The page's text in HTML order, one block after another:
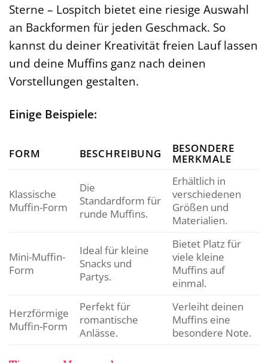
Sterne – Lospitch bietet eine riesige Auswahl
an Backformen für jeden Geschmack. So
kannst du deiner Kreativität freien Lauf lassen
und deine Muffins ganz nach deinen
Vorstellungen gestalten.
Einige Beispiele:
FORM BESCHREIBUNG BESONDERE
MERKMALE
Klassische
Muffin-Form
Die
Standardform für
runde Muffins.
Erhältlich in
verschiedenen
Größen und
Materialien.
Mini-Muffin-
Form
Ideal für kleine
Snacks und
Partys.
Bietet Platz für
viele kleine
Muffins auf
einmal.
Herzförmige
Muffin-Form
Perfekt für
romantische
Anlässe.
Verleiht deinen
Muffins eine
besondere Note.